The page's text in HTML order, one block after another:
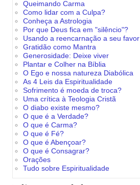
Queimando Carma
Como lidar com a Culpa?
Conheça a Astrologia
Por que Deus fica em "silêncio"?
Usando a reencarnação a seu favor
Gratidão como Mantra
Generosidade: Deixe viver
Plantar e Colher na Bíblia
O Ego e nossa natureza Diabólica
As 4 Leis da Espiritualidade
Sofrimento é moeda de troca?
Uma crítica à Teologia Cristã
O diabo existe mesmo?
O que é a Verdade?
O que é Carma?
O que é Fé?
O que é Abençoar?
O que é Consagrar?
Orações
Tudo sobre Espiritualidade